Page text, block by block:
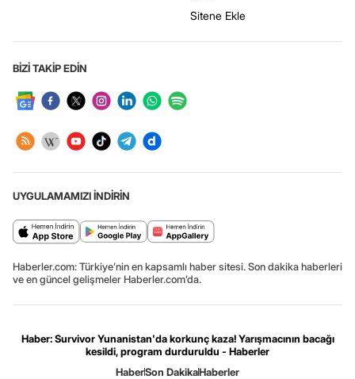
Sitene Ekle
BİZİ TAKİP EDİN
UYGULAMAMIZI İNDİRİN
Haberler.com: Türkiye’nin en kapsamlı haber sitesi. Son dakika haberleri
ve en güncel gelişmeler Haberler.com’da.
Haber: Survivor Yunanistan'da korkunç kaza! Yarışmacının bacağı
kesildi, program durduruldu - Haberler
HaberSon DakikaHaberler